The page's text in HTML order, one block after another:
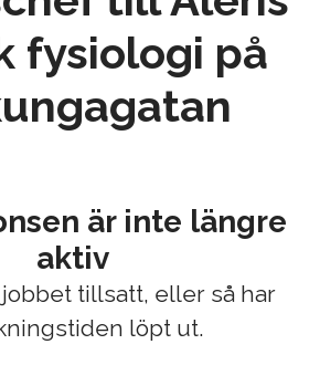
fysiologi på
är inte längre
aktiv
tillsatt, eller så har
löpt ut.